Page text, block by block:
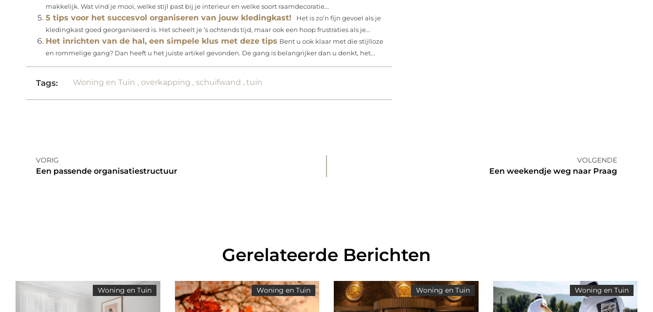
makkelijk. Wat vind je mooi, welke stijl past bij je interieur en welke soort raamdecoratie...
5 tips voor het succesvol organiseren van jouw kledingkast!
Het is zo’n fijn gevoel als je
kledingkast goed georganiseerd is. Het scheelt je ‘s ochtends tijd, maar ook een hoop frustraties als je...
Het inrichten van de hal, een simpele klus met deze tips Bent u ook klaar met die stijlloze
en rommelige gang? Dan heeft u het juiste artikel gevonden. De gang is belangrijker dan u denkt, het...
Tags: Woning en Tuin , overkapping ,schuifwand ,tuin
VORIG
Een passende organisatiestructuur
VOLGENDE
Een weekendje weg naar Praag
Gerelateerde Berichten
Woning en Tuin Woning en Tuin Woning en Tuin Woning en Tuin